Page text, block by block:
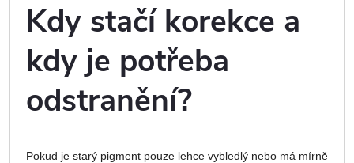
Kdy stačí korekce a
kdy je potřeba
odstranění?
Pokud je starý pigment pouze lehce vybledlý nebo má mírně